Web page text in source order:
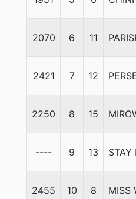
2070 6 11
2421 7 12
2250 8 15
---- 9 13 STAY
2455 10 8 MISS